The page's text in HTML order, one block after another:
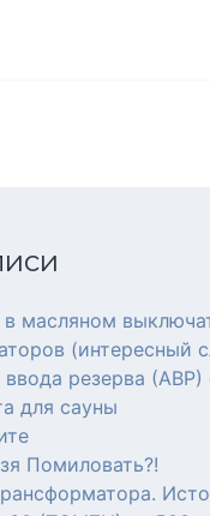
масляном
(интересный
резерва (АВР)
для сауны
Помиловать?!